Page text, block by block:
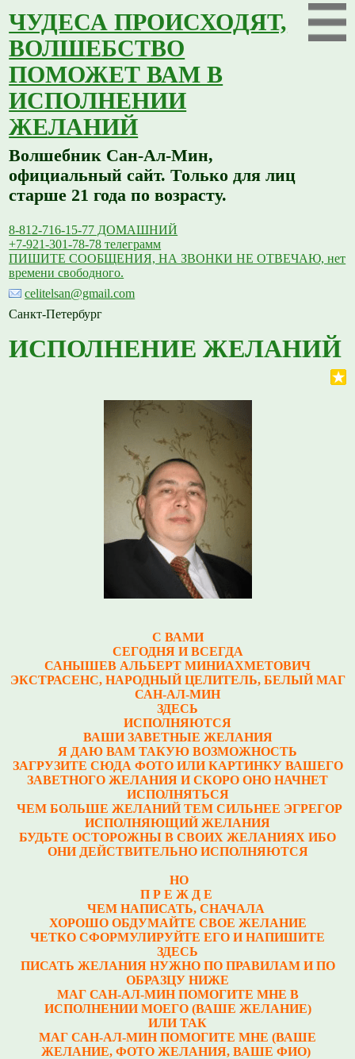
ЧУДЕСА ПРОИСХОДЯТ,
ВОЛШЕБСТВО
ПОМОЖЕТ ВАМ В
ИСПОЛНЕНИИ
ЖЕЛАНИЙ
Волшебник Сан-Ал-Мин,
официальный сайт. Только для лиц
старше 21 года по возрасту.
8-812-716-15-77 ДОМАШНИЙ
+7-921-301-78-78 телеграмм
ПИШИТЕ СООБЩЕНИЯ, НА ЗВОНКИ НЕ ОТВЕЧАЮ, нет
времени свободного.
celitelsan@gmail.com
Санкт-Петербург
ИСПОЛНЕНИЕ ЖЕЛАНИЙ
С ВАМИ
СЕГОДНЯ И ВСЕГДА
САНЫШЕВ АЛЬБЕРТ МИНИАХМЕТОВИЧ
ЭКСТРАСЕНС, НАРОДНЫЙ ЦЕЛИТЕЛЬ, БЕЛЫЙ МАГ
САН-АЛ-МИН
ЗДЕСЬ
ИСПОЛНЯЮТСЯ
ВАШИ ЗАВЕТНЫЕ ЖЕЛАНИЯ
Я ДАЮ ВАМ ТАКУЮ ВОЗМОЖНОСТЬ
ЗАГРУЗИТЕ СЮДА ФОТО ИЛИ КАРТИНКУ ВАШЕГО
ЗАВЕТНОГО ЖЕЛАНИЯ И СКОРО ОНО НАЧНЕТ
ИСПОЛНЯТЬСЯ
ЧЕМ БОЛЬШЕ ЖЕЛАНИЙ ТЕМ СИЛЬНЕЕ ЭГРЕГОР
ИСПОЛНЯЮЩИЙ ЖЕЛАНИЯ
БУДЬТЕ ОСТОРОЖНЫ В СВОИХ ЖЕЛАНИЯХ ИБО
ОНИ ДЕЙСТВИТЕЛЬНО ИСПОЛНЯЮТСЯ
НО
П Р Е Ж Д Е
ЧЕМ НАПИСАТЬ, СНАЧАЛА
ХОРОШО ОБДУМАЙТЕ СВОЕ ЖЕЛАНИЕ
ЧЕТКО СФОРМУЛИРУЙТЕ ЕГО И НАПИШИТЕ
ЗДЕСЬ
ПИСАТЬ ЖЕЛАНИЯ НУЖНО ПО ПРАВИЛАМ И ПО
ОБРАЗЦУ НИЖЕ
МАГ САН-АЛ-МИН ПОМОГИТЕ МНЕ В
ИСПОЛНЕНИИ МОЕГО (ВАШЕ ЖЕЛАНИЕ)
ИЛИ ТАК
МАГ САН-АЛ-МИН ПОМОГИТЕ МНЕ (ВАШЕ
ЖЕЛАНИЕ, ФОТО ЖЕЛАНИЯ, ВАШЕ ФИО)